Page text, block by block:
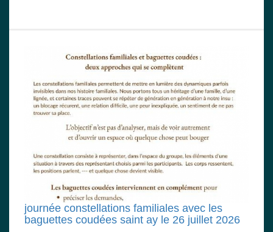
journée constellations familiales avec les
baguettes coudées saint ay le 26 juillet 2026